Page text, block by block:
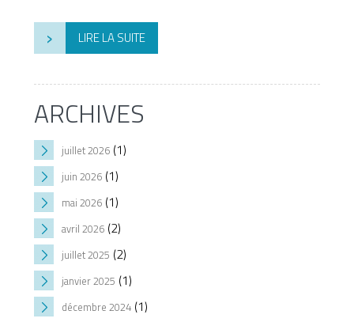
› LIRE LA SUITE
ARCHIVES
juillet 2026(1)
juin 2026(1)
mai 2026(1)
avril 2026(2)
juillet 2025 (2)
janvier 2025 (1)
décembre 2024(1)